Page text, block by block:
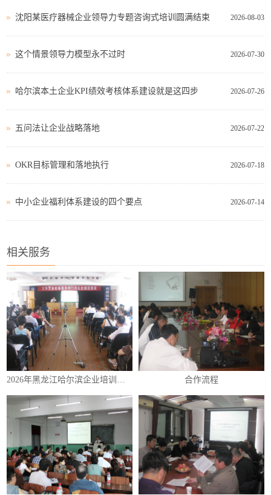
2026-08-03
沈阳某医疗器械企业领导力专题咨询式培训圆满结束
2026-07-30
这个情景领导力模型永不过时
2026-07-26
哈尔滨本土企业KPI绩效考核体系建设就是这四步
2026-07-22
五问法让企业战略落地
2026-07-18
OKR目标管理和落地执行
2026-07-14
中小企业福利体系建设的四个要点
相关服务
2026年黑龙江哈尔滨企业培训（内训）课程表 合作流程